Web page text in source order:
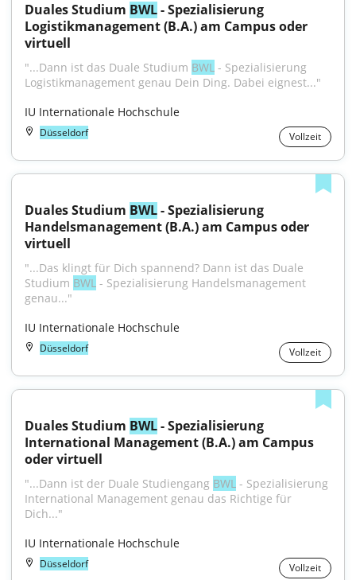
Duales Studium BWL - Spezialisierung
Logistikmanagement (B.A.) am Campus oder
virtuell
"...Dann ist das Duale Studium BWL - Spezialisierung
Logistikmanagement genau Dein Ding. Dabei eignest..."
IU Internationale Hochschule
Düsseldorf Vollzeit
Duales Studium BWL - Spezialisierung
Handelsmanagement (B.A.) am Campus oder
virtuell
"...Das klingt für Dich spannend? Dann ist das Duale
Studium BWL - Spezialisierung Handelsmanagement
genau..."
IU Internationale Hochschule
Düsseldorf Vollzeit
Duales Studium BWL - Spezialisierung
International Management (B.A.) am Campus
oder virtuell
"...Dann ist der Duale Studiengang BWL - Spezialisierung
International Management genau das Richtige für
Dich..."
IU Internationale Hochschule
Düsseldorf Vollzeit